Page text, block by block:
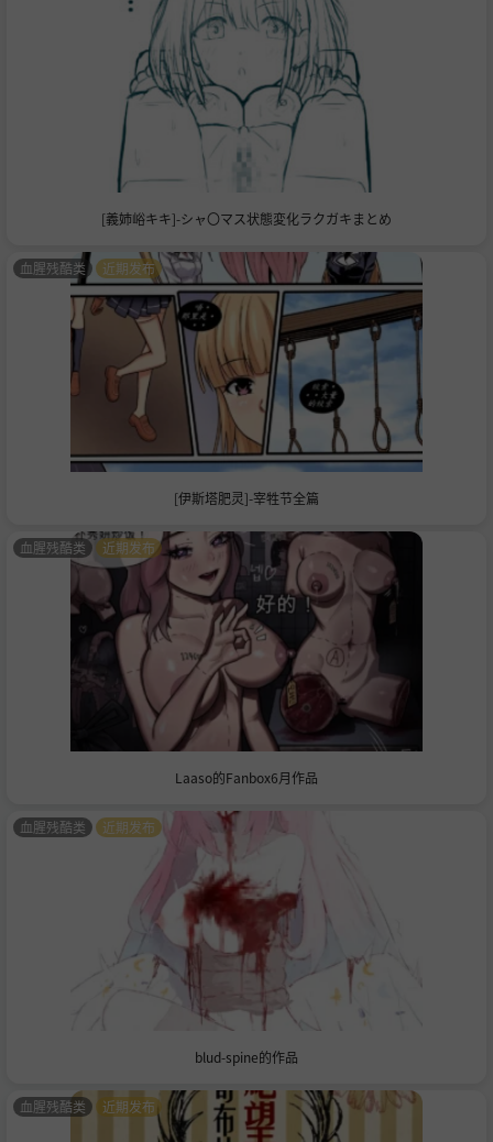
[義姉峪キキ]-シャ〇マス状態変化ラクガキまとめ
[伊斯塔肥灵]-宰牲节全篇
血腥残酷类 近期发布
Laaso的Fanbox6月作品
血腥残酷类 近期发布
blud-spine的作品
血腥残酷类 近期发布
血腥残酷类 近期发布